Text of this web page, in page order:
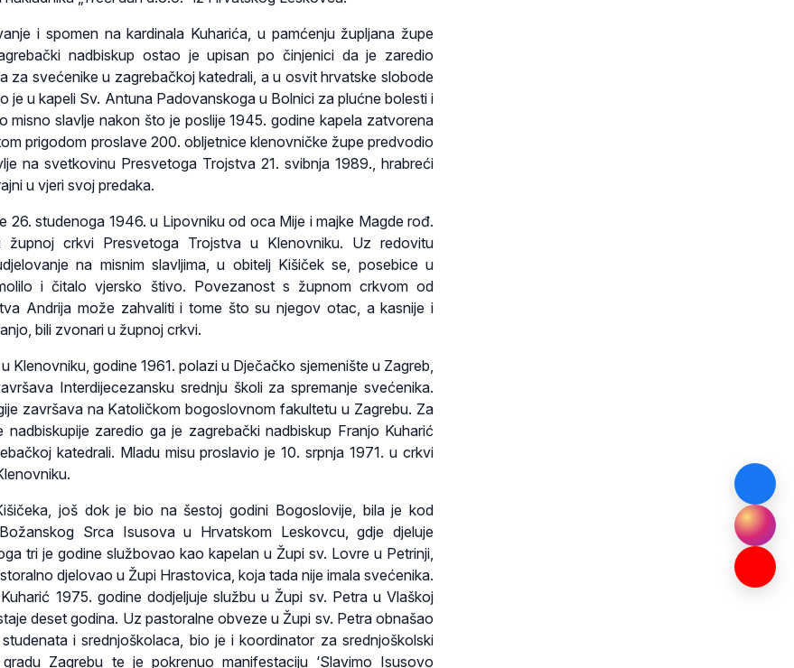
i spomen na kardinala Kuharića, u pamćenju župljana župe
nadbiskup ostao je upisan po činjenici da je zaredio
za svećenike u zagrebačkoj katedrali, a u osvit hrvatske slobode
je u kapeli Sv. Antuna Padovanskoga u Bolnici za plućne bolesti i
misno slavlje nakon što je poslije 1945. godine kapela zatvorena
prigodom proslave 200. obljetnice klenovničke župe predvodio
na svetkovinu Presvetoga Trojstva 21. svibnja 1989., hrabreći
u vjeri svoj predaka.
26. studenoga 1946. u Lipovniku od oca Mije i majke Magde rođ.
crkvi Presvetoga Trojstva u Klenovniku. Uz redovitu
na misnim slavljima, u obitelj Kišiček se, posebice u
i čitalo vjersko štivo. Povezanost s župnom crkvom od
Andrija može zahvaliti i tome što su njegov otac, a kasnije i
bili zvonari u župnoj crkvi.
Klenovniku, godine 1961. polazi u Dječačko sjemenište u Zagreb,
Interdijecezansku srednju školi za spremanje svećenika.
završava na Katoličkom bogoslovnom fakultetu u Zagrebu. Za
nadbiskupije zaredio ga je zagrebački nadbiskup Franjo Kuharić
katedrali. Mladu misu proslavio je 10. srpnja 1971. u crkvi
još dok je bio na šestoj godini Bogoslovije, bila je kod
Srca Isusova u Hrvatskom Leskovcu, gdje djeluje
tri je godine službovao kao kapelan u Župi sv. Lovre u Petrinji,
djelovao u Župi Hrastovica, koja tada nije imala svećenika.
1975. godine dodjeljuje službu u Župi sv. Petra u Vlaškoj
deset godina. Uz pastoralne obveze u Župi sv. Petra obnašao
i srednjoškolaca, bio je i koordinator za srednjoškolski
Zagrebu te je pokrenuo manifestaciju ‘Slavimo Isusovo